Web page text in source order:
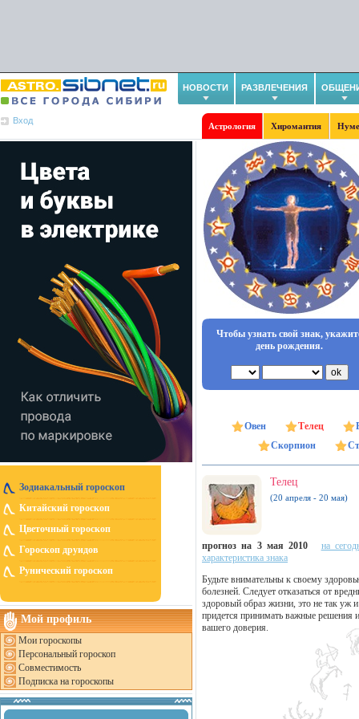
НОВОСТИ РАЗВЛЕЧЕНИЯ
Вход
Астрология Хиромантия
Зодиакальный гороскоп
Китайский гороскоп
Цветочный гороскоп
Гороскоп друидов
Рунический гороскоп
Мой профиль
Мои гороскопы
Персональный гороскоп
Совместимость
Подписка на гороскопы
Чтобы узнать свой знак,
день рождения.
Овен Телец
Скорпион
Телец
(20 апреля - 20 мая)
прогноз на 3 мая 2010
на
характеристика знака
Будьте внимательны к своему
болезней. Следует отказаться от
здоровый образ жизни, это не так уж
придется принимать важные
вашего доверия.